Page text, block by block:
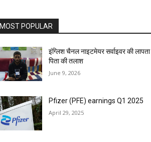
MOST POPULAR
इंग्लिश चैनल नाइटमेयर सर्वाइवर की लापता
पिता की तलाश
June 9, 2026
Pfizer (PFE) earnings Q1 2025
April 29, 2025